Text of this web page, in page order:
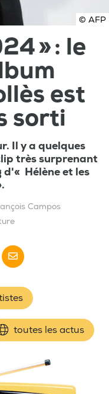
© AFP
» : le
est
sorti
Il y a quelques
très surprenant
Hélène et les
Campos
toutes les actus